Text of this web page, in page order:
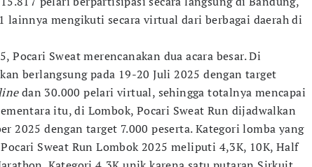
lainnya mengikuti secara virtual dari berbagai daerah di
Pocari Sweat merencanakan dua acara besar. Di
berlangsung pada 19-20 Juli 2025 dengan target
dan 30.000 pelari virtual, sehingga totalnya mencapai
itu, di Lombok, Pocari Sweat Run dijadwalkan
2025 dengan target 7.000 peserta. Kategori lomba yang
Sweat Run Lombok 2025 meliputi 4,3K, 10K, Half